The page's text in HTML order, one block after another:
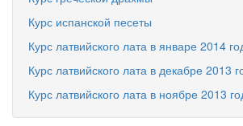
Курс испанской песеты
Курс латвийского лата в январе 2014
Курс латвийского лата в декабре 2013
Курс латвийского лата в ноябре 2013